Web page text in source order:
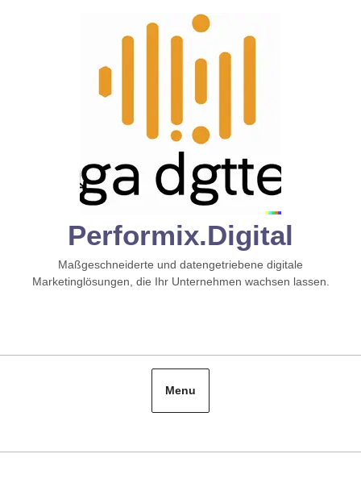
Performix.digital
Maßgeschneiderte und datengetriebene digitale
Marketinglösungen, die Ihr Unternehmen wachsen lassen.
Menu